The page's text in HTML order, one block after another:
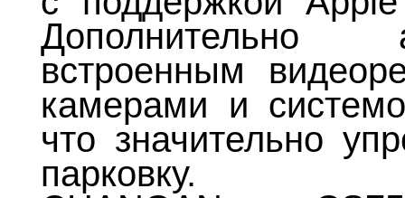
Дополнительно
встроенным
камерами и
что значительно
парковку.